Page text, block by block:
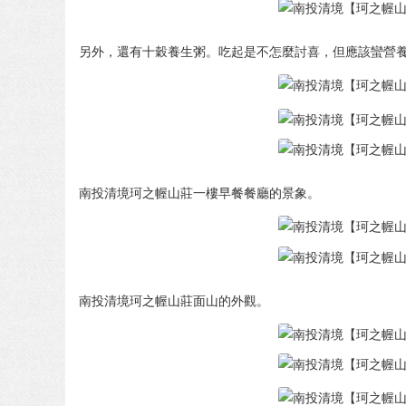
另外，還有十穀養生粥。吃起是不怎麼討喜，但應該蠻營
南投清境珂之幄山莊一樓早餐餐廳的景象。
南投清境珂之幄山莊面山的外觀。